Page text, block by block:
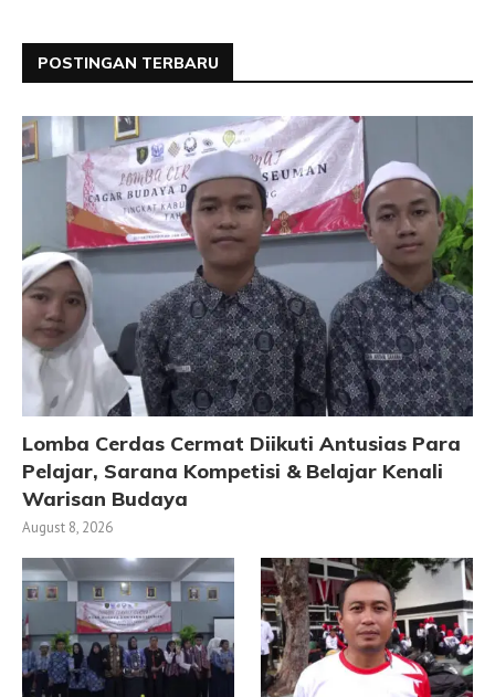
POSTINGAN TERBARU
Lomba Cerdas Cermat Diikuti Antusias Para
Pelajar, Sarana Kompetisi & Belajar Kenali
Warisan Budaya
August 8, 2026